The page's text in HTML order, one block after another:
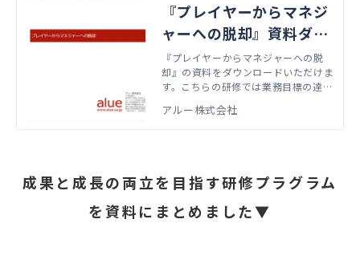
『プレイヤーからマネジ
ャーへの脱却』資料ダウ
ンロード
『プレイヤーからマネジャーへの脱
却』の資料をダウンロードいただけま
す。こちらの研修では業務目標の達成
成長機会を提供し、成長を支援するた
アルー株式会社
成果と成長の両立を目指す研修プラグラム
を資料にまとめました▼